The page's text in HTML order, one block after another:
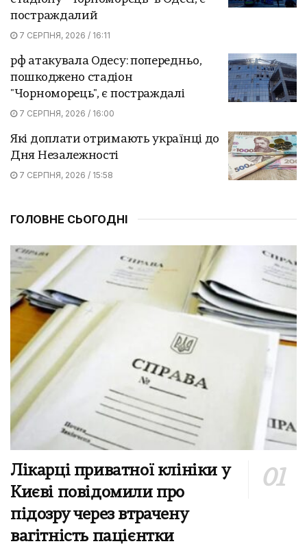
постраждалий
7 СЕРПНЯ, 2026 / 16:11
рф атакувала Одесу: попередньо,
пошкоджено стадіон
"Чорноморець", є постраждалі
7 СЕРПНЯ, 2026 / 16:00
Які доплати отримають українці до
Дня Незалежності
7 СЕРПНЯ, 2026 / 15:58
ГОЛОВНЕ СЬОГОДНІ
Лікарці приватної клініки у
Києві повідомили про
підозру через втрачену
вагітність пацієнтки